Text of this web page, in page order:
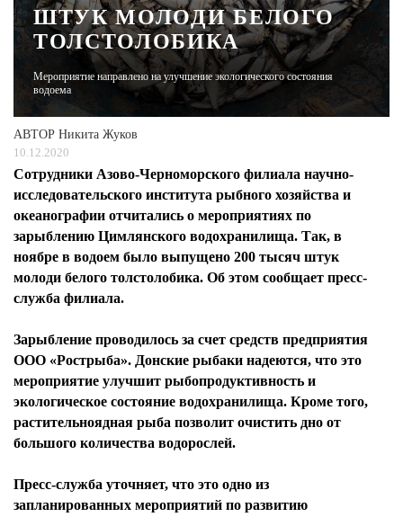
ЖУРНАЛ
ШТУК МОЛОДИ БЕЛОГО
ТОЛСТОЛОБИКА
Мероприятие направлено на улучшение экологического состояния
водоема
АВТОР Никита Жуков
10.12.2020
Сотрудники Азово-Черноморского филиала научно-
исследовательского института рыбного хозяйства и
океанографии отчитались о мероприятиях по
зарыблению Цимлянского водохранилища. Так, в
ноябре в водоем было выпущено 200 тысяч штук
молоди белого толстолобика. Об этом сообщает пресс-
служба филиала.
Зарыбление проводилось за счет средств предприятия
ООО «Рострыба». Донские рыбаки надеются, что это
мероприятие улучшит рыбопродуктивность и
экологическое состояние водохранилища. Кроме того,
растительноядная рыба позволит очистить дно от
большого количества водорослей.
Пресс-служба уточняет, что это одно из
запланированных мероприятий по развитию